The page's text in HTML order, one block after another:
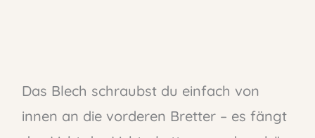
Das Blech schraubst du einfach von
innen an die vorderen Bretter – es fängt